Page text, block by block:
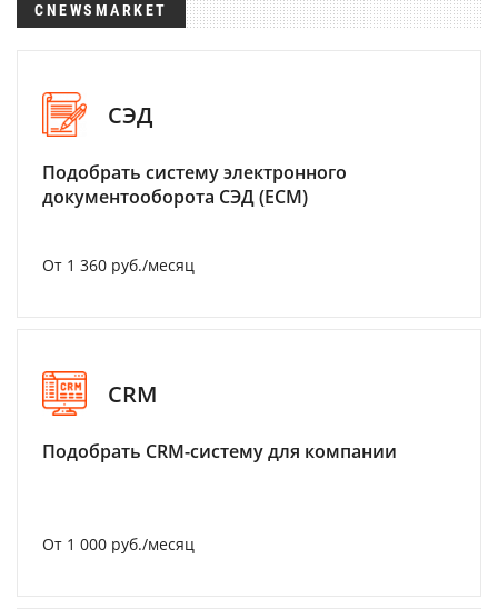
CNEWSMARKET
СЭД
Подобрать систему электронного
документооборота СЭД (ECM)
От 1 360 руб./месяц
CRM
Подобрать CRM-систему для компании
От 1 000 руб./месяц